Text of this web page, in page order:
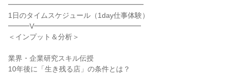
━━━━━━━━━━━━━━━━━━━
1日のタイムスケジュール（1day仕事体験）
━━━V━━━━━━━━━━━━━━━
＜インプット＆分析＞
業界・企業研究スキル伝授
10年後に「生き残る店」の条件とは？